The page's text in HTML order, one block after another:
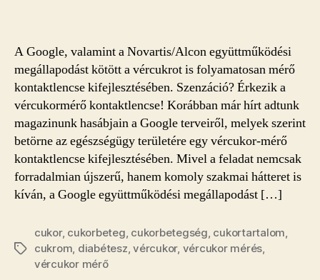
A Google, valamint a Novartis/Alcon együttműködési
megállapodást kötött a vércukrot is folyamatosan mérő
kontaktlencse kifejlesztésében. Szenzáció? Érkezik a
vércukormérő kontaktlencse! Korábban már hírt adtunk
magazinunk hasábjain a Google terveiről, melyek szerint
betörne az egészségügy területére egy vércukor-mérő
kontaktlencse kifejlesztésében. Mivel a feladat nemcsak
forradalmian újszerű, hanem komoly szakmai hátteret is
kíván, a Google együttműködési megállapodást […]
Címkék
cukor, cukorbeteg cukorbetegség cukortartalom
cukrom diabétesz ,vércukor, vércukor mérés
vércukor mérő